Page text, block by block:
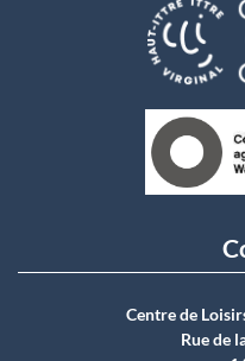
Centre de
Rue de